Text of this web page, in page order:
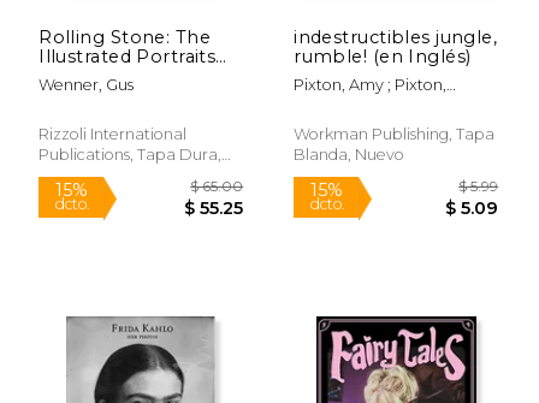
Rolling Stone: The
Illustrated Portraits
(en Inglés)
Wenner, Gus
Rizzoli International
Publications, Tapa Dura,
Nuevo
indestructibles jungle,
rumble! (en Inglés)
Pixton, Amy ; Pixton,
Workman Publishing, Tapa
Blanda, Nuevo